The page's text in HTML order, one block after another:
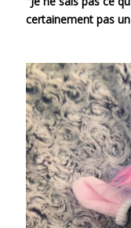
certainement pas